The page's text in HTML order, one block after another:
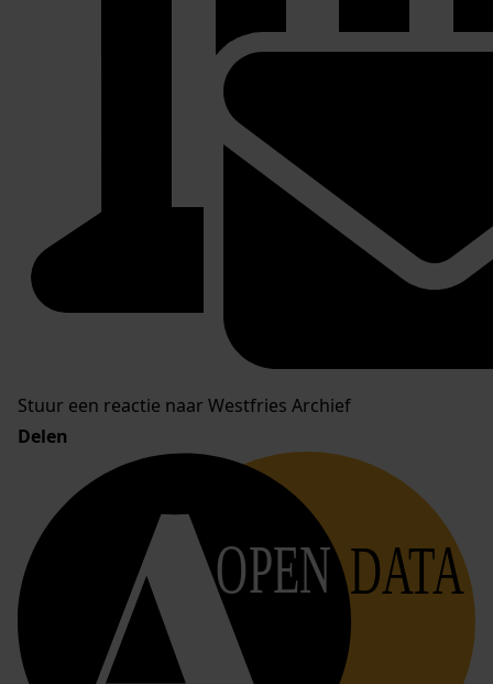
Stuur een reactie naar Westfries Archief
Delen
OPEN DATA